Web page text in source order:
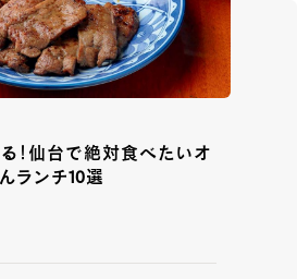
！仙台で絶対食べたいオ
ランチ10選